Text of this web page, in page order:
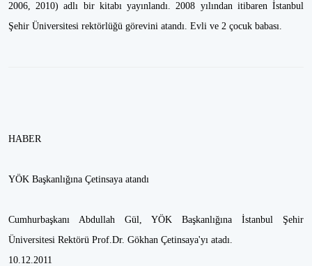
2006, 2010) adlı bir kitabı yayınlandı. 2008 yılından itibaren İstanbul
Şehir Üniversitesi rektörlüğü görevini atandı. Evli ve 2 çocuk babası.
HABER
YÖK Başkanlığına Çetinsaya atandı
Cumhurbaşkanı Abdullah Gül, YÖK Başkanlığına İstanbul Şehir
Üniversitesi Rektörü Prof.Dr. Gökhan Çetinsaya'yı atadı.
10.12.2011